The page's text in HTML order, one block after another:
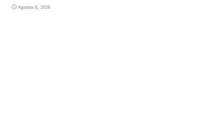
Agustus 8, 2026